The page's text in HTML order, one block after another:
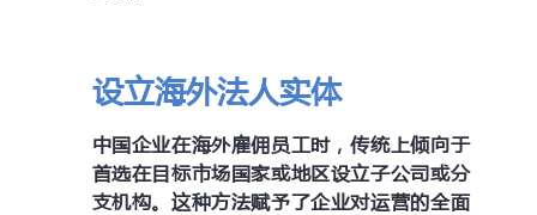
设立海外法人实体
中国企业在海外雇佣员工时，传统上倾向于
首选在目标市场国家或地区设立子公司或分
支机构。 这种方法赋予了企业对运营的全面